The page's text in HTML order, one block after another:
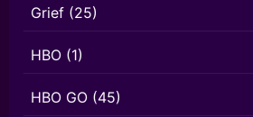
Grief (25)
HBO (1)
HBO GO (45)